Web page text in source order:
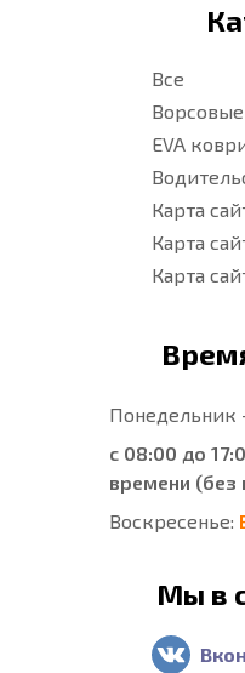
Все
EVA
Карта
Карта
Карта
Понедельник
с 08:00 до
времени (без
Воскресенье:
Мы в